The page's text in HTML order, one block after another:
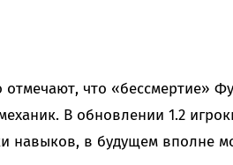
отмечают, что «бессмертие»
В обновлении 1.2
в будущем вполне